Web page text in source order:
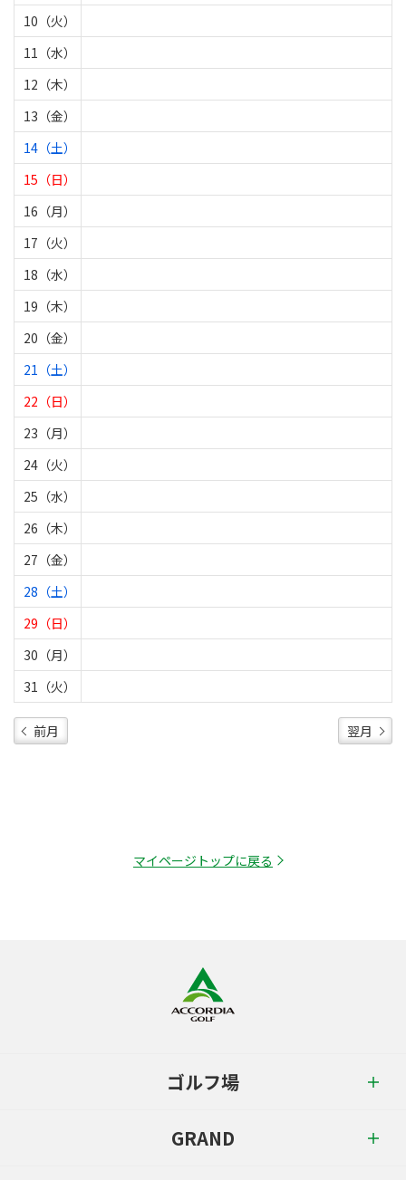
10（火）
11（水）
12（木）
13（金）
14（土）
15（日）
16（月）
17（火）
18（水）
19（木）
20（金）
21（土）
22（日）
23（月）
24（火）
25（水）
26（木）
27（金）
28（土）
29（日）
30（月）
31（火）
前月 翌月
マイページトップに戻る
ゴルフ場
GRAND